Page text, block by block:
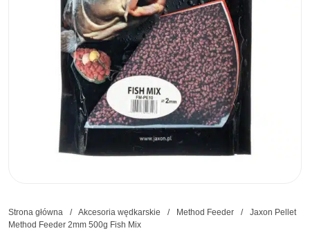
Strona główna / Akcesoria wędkarskie / Method Feeder /
Jaxon Pellet
Method Feeder 2mm 500g Fish Mix